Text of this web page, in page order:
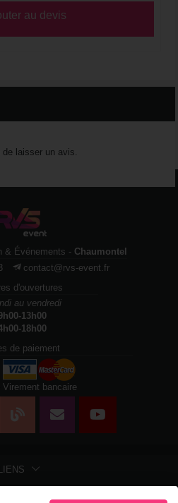
au devis
laisser un avis.
& Événements - Chaumontel
contact@rvs-event.fr
d'ouvertures
au vendredi
13h00
18h00
de paiement
Virement bancaire
LIENS